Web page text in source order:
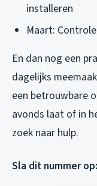
installeren
Maart:
En dan nog een
dagelijks
een betrouwbare
avonds laat of in
zoek naar hulp.
Sla dit nummer